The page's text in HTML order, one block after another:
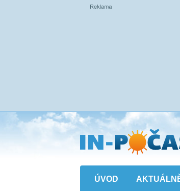
Přejít
na
hlavní
obsah
ÚVOD